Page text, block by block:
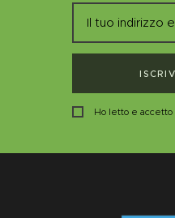
Ho letto e accetto